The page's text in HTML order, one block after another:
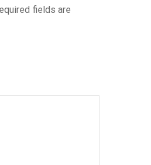
fields are